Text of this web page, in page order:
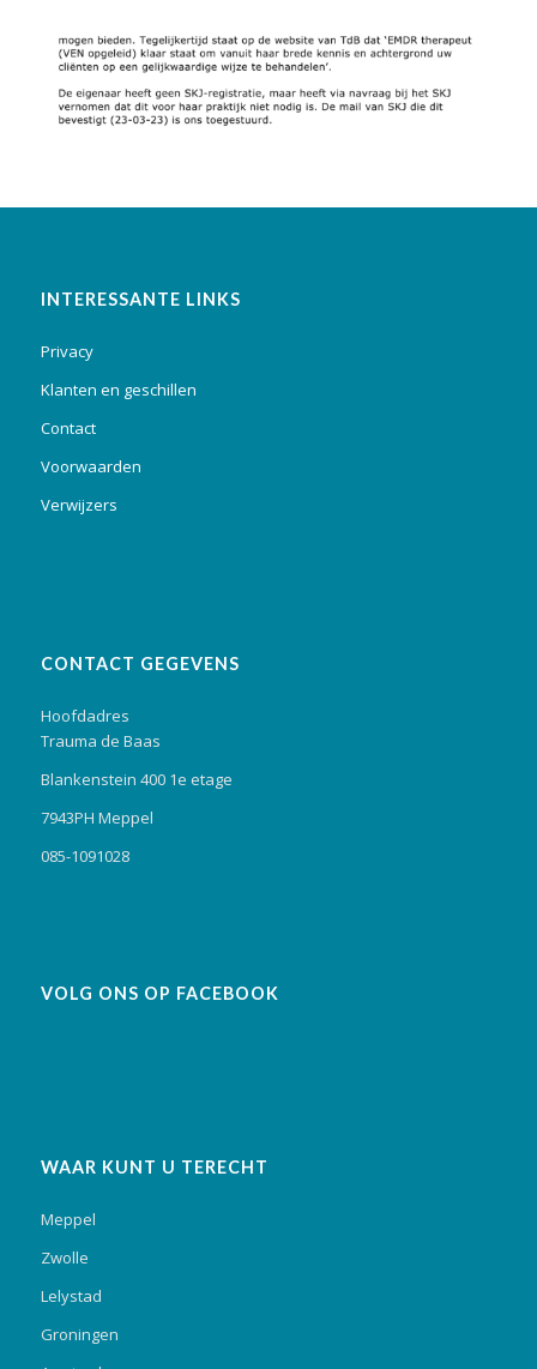
INTERESSANTE LINKS
Privacy
Klanten en geschillen
Contact
Voorwaarden
Verwijzers
CONTACT GEGEVENS
Hoofdadres
Trauma de Baas
Blankenstein 400 1e etage
7943PH Meppel
085-1091028
VOLG ONS OP FACEBOOK
WAAR KUNT U TERECHT
Meppel
Zwolle
Lelystad
Groningen